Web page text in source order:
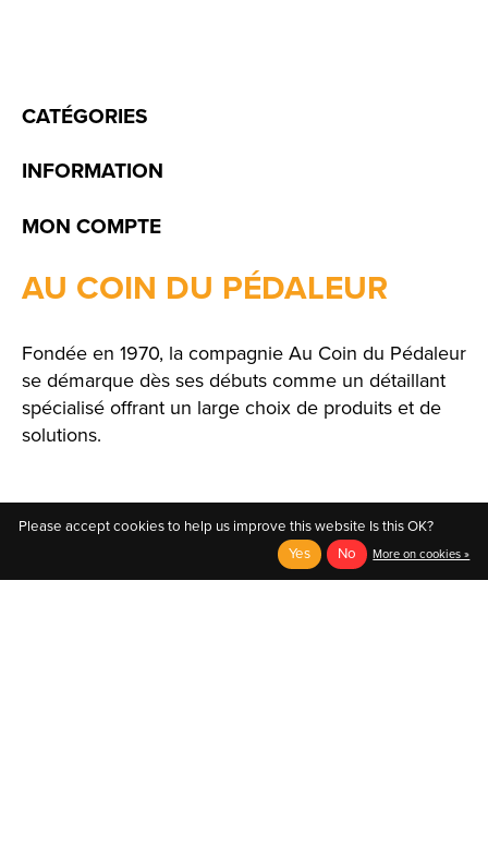
CATÉGORIES
INFORMATION
MON COMPTE
AU COIN DU PÉDALEUR
Fondée en 1970, la compagnie Au Coin du Pédaleur
se démarque dès ses débuts comme un détaillant
spécialisé offrant un large choix de produits et de
solutions.
Please accept cookies to help us improve this website Is this OK?
Yes
No More on cookies »